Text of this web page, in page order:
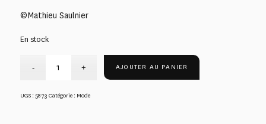
©Mathieu Saulnier
En stock
AJOUTER AU PANIER
UGS : 5873 Catégorie : Mode